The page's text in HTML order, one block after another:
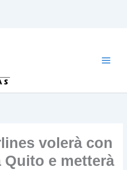
volerà con
Quito e metterà